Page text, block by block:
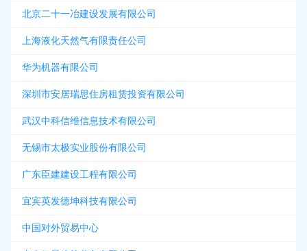
北京二十一冶建设发展有限公司
上海液化天然气有限责任公司
华为机器有限公司
深圳市安居瑞思住房租赁投资有限公司
武汉中科信维信息技术有限公司
无锡市太极实业股份有限公司
广东臣建建设工程有限公司
宜宾英发德坤科技有限公司
中国对外贸易中心